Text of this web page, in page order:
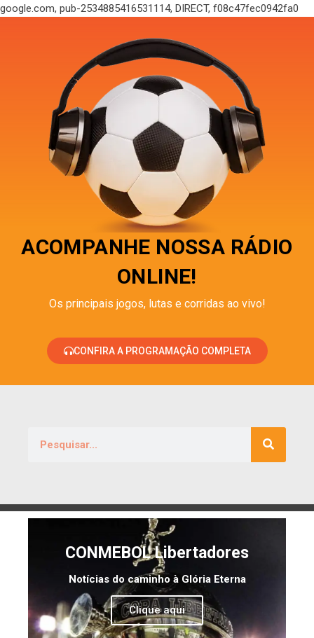
google.com, pub-2534885416531114, DIRECT, f08c47fec0942fa0
ACOMPANHE NOSSA RÁDIO
ONLINE!
Os principais jogos, lutas e corridas ao vivo!
CONFIRA A PROGRAMAÇÃO COMPLETA
CONMEBOL Libertadores
Notícias do caminho à Glória Eterna
Clique aqui